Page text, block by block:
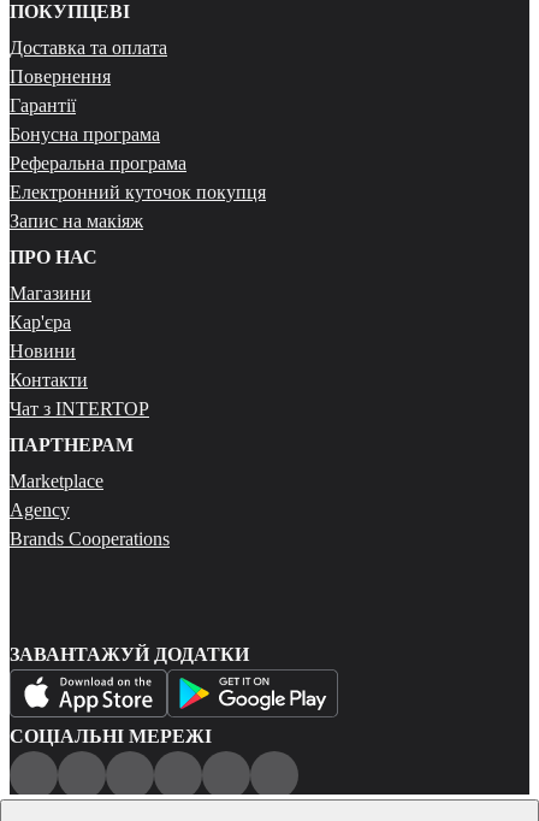
ПОКУПЦЕВІ
Доставка та оплата
Повернення
Гарантії
Бонусна програма
Реферальна програма
Електронний куточок покупця
Запис на макіяж
ПРО НАС
Магазини
Кар'єра
Новини
Контакти
Чат з INTERTOP
ПАРТНЕРАМ
Marketplace
Agency
Brands Cooperations
ЗАВАНТАЖУЙ ДОДАТКИ
СОЦІАЛЬНІ МЕРЕЖІ